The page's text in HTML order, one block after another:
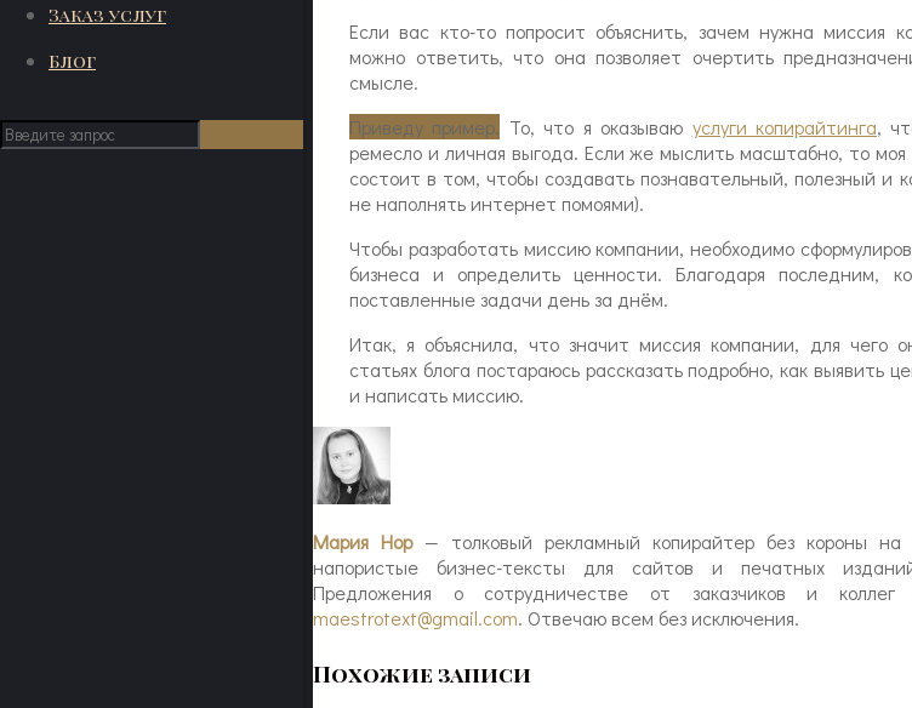
Заказ услуг
Блог
Если вас кто-то попросит объяснить, зачем нужна миссия
можно ответить, что она позволяет очертить
смысле.
Приведу пример. То, что я оказываю услуги копирайтинга,
ремесло и личная выгода. Если же мыслить масштабно, то моя
состоит в том, чтобы создавать познавательный, полезный и
не наполнять интернет помоями).
Чтобы разработать миссию компании, необходимо
бизнеса и определить ценности. Благодаря последним,
поставленные задачи день за днём.
Итак, я объяснила, что значит миссия компании, для чего
статьях блога постараюсь рассказать подробно, как выявить
и написать миссию.
Мария Нор— толковый рекламный копирайтер без короны на
напористые бизнес-тексты для сайтов и печатных
Предложения о сотрудничестве от заказчиков и
maestrotext@gmail.com. Отвечаю всем без исключения.
Похожие записи